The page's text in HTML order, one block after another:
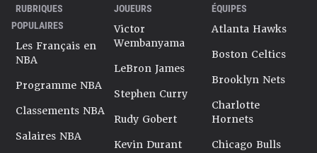
RUBRIQUES
POPULAIRES
Les Français en
NBA
Programme NBA
Classements NBA
Salaires NBA
JOUEURS
Victor
Wembanyama
LeBron James
Stephen Curry
Rudy Gobert
Kevin Durant
ÉQUIPES
Atlanta Hawks
Boston Celtics
Brooklyn Nets
Charlotte
Hornets
Chicago Bulls